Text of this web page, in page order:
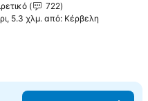
722
5.3 χλμ. από: Κέρβελη